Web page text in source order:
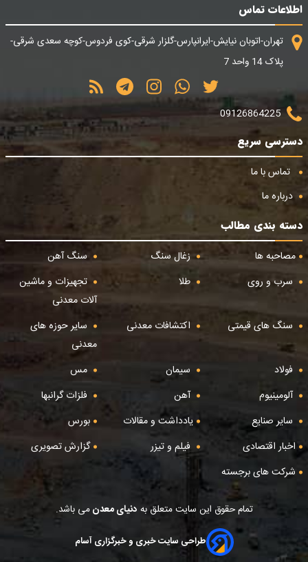
اطلاعات تماس
تهران-اتوبان نیایش-ایرانپارس-گلزار شرقی-کوی فردوس-کوچه سعدی شرقی-
پلاک 14 واحد 7
09126864225
دسترسی سریع
تماس با ما
درباره ما
دسته بندی مطالب
مصاحبه ها
زغال سنگ
سنگ آهن
سرب و روی
طلا
تجهیزات و ماشین
آلات معدنی
سنگ های قیمتی
اکتشافات معدنی
سایر حوزه های
معدنی
فولاد
سیمان
مس
آلومینیوم
آهن
فلزات گرانبها
سایر صنایع
یادداشت و مقالات
بورس
اخبار اقتصادی
فیلم و تیزر
گزارش تصویری
شرکت های برجسته
تمام حقوق این سایت متعلق به دنیای معدنمی باشد.
طراحی سایت خبری و خبرگزاری آسام